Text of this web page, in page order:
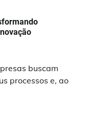
buscam
processos e, ao